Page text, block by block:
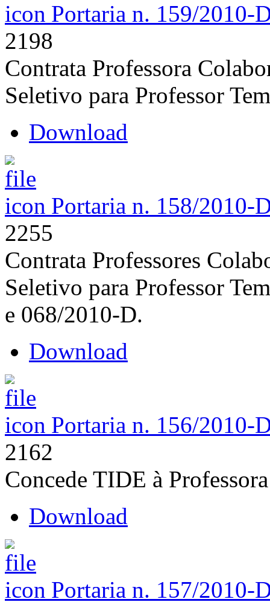
Portaria n. 159/2010-
2198
Contrata Professora
Seletivo para Professor
Download
Portaria n. 158/2010-
2255
Contrata Professores
Seletivo para Professor
e 068/2010-D.
Download
Portaria n. 156/2010-
2162
Concede TIDE à
Download
Portaria n. 157/2010-